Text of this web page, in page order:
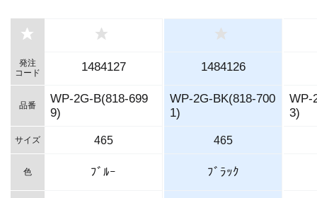
発注
コード
品番
サイズ
色
1484127
WP-2G-B(818-699
9)
465
ﾌﾞﾙｰ
1484126
WP-2G-BK(818-700
1)
465
ﾌﾞﾗｯｸ
WP-
3)